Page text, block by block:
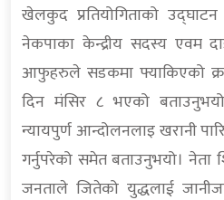
खेलकुद प्रतियोगिताको उद्घाटन
नेकपाका केन्द्रीय सदस्य एवम
आफुहरुले सडकमा फ्याकिएको
दिन मंसिर ८ भएको
न्यायपुर्ण आन्दोलनलाइ खरानी
गर्नुपरेको समेत बताउनुभयो।
जनताले जितेको युद्धलाई